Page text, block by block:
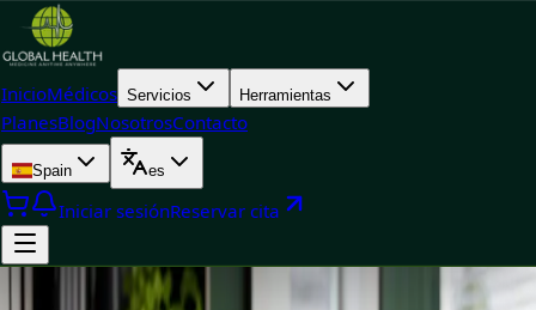
InicioMédicos Servicios Herramientas
PlanesBlogNosotrosContacto
Spain es
Iniciar sesiónReservar cita